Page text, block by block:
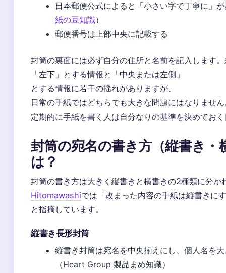
日本郵便公式によると「小さい字で丁寧に」
紙の豆知識）
郵便番号は上部中央に記載する
封筒の裏面には必ず自分の住所と名前を記入します
「左下」とする情報と「中央または左側」
とする情報に若干の揺れがありますが、
日常の手紙ではどちらでも大きな問題にはなりませ
定期的に手紙を書く人は自分なりの基準を決めてお
封筒の宛名の書き方（縦書き・
は？
封筒の書き方は大きく縦書きと横書きの2種類に分か
Hitomawashiでは「改まった内容の手紙は縦書きに
と指摘しています。
縦書き長形封筒
縦書き封筒は宛名を中央揃えにし、個人名を
（Heart Group 製品まめ知識）